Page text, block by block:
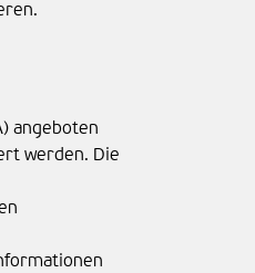
angeboten
werden. Die